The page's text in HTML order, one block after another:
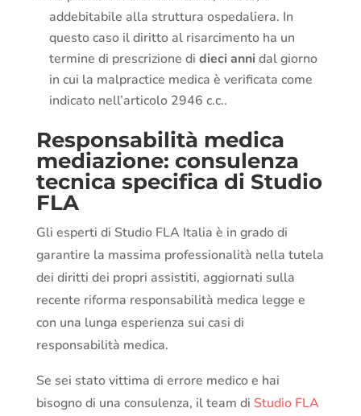
addebitabile alla struttura ospedaliera. In
questo caso il diritto al risarcimento ha un
termine di prescrizione di dieci annidal giorno
in cui la malpractice medica è verificata come
indicato nell’articolo 2946 c.c..
Responsabilità medica
mediazione: consulenza
tecnica specifica di Studio
FLA
Gli esperti di Studio FLA Italia è in grado di
garantire la massima professionalità nella tutela
dei diritti dei propri assistiti, aggiornati sulla
recente riforma responsabilità medica legge e
con una lunga esperienza sui casi di
responsabilità medica.
Se sei stato vittima di errore medico e hai
bisogno di una consulenza, il team di Studio FLA